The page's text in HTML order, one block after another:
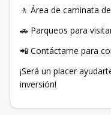
🚶 Área de caminata
🚗 Parqueos para
📲 Contáctame para
¡Será un placer
inversión!